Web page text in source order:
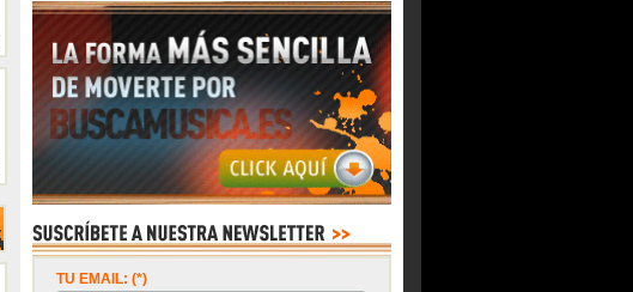
TU EMAIL: (*)